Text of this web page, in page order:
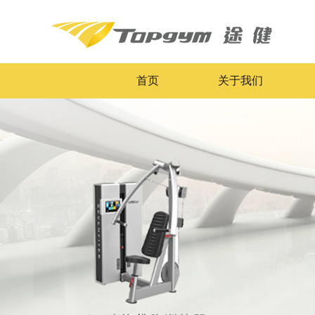
首页 关于我们